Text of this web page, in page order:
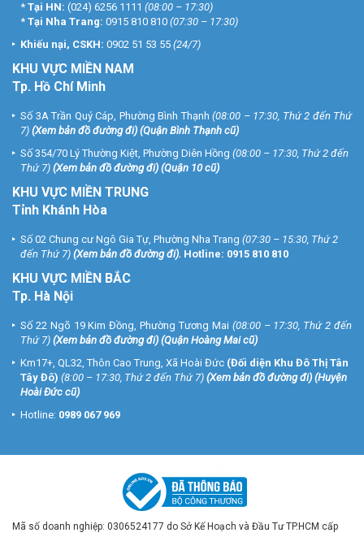
* Tại HN: (024) 6256 1111 (08:00 – 17:30)
* Tại Nha Trang: 0915 810 810 (07:30 – 17:30)
Khiếu nại, CSKH: 0902 51 53 55 (24/7)
KHU VỰC MIỀN NAM
Tp. Hồ Chí Minh
Số 3A Trần Quý Cáp, Phường Bình Thạnh (08:00 – 17:30, Thứ 2 đến Thứ
7) (Xem bản đồ đường đi) (Quận Bình Thạnh cũ)
Số 354/70 Lý Thường Kiệt, Phường Diên Hồng (08:00 – 17:30, Thứ 2 đến
Thứ 7) (Xem bản đồ đường đi) (Quận 10 cũ)
KHU VỰC MIỀN TRUNG
Tỉnh Khánh Hòa
Số 02 Chung cư Ngô Gia Tự, Phường Nha Trang (07:30 – 15:30, Thứ 2
đến Thứ 7) (Xem bản đồ đường đi). Hotline: 0915 810 810
KHU VỰC MIỀN BẮC
Tp. Hà Nội
Số 22 Ngõ 19 Kim Đồng, Phường Tương Mai (08:00 – 17:30, Thứ 2 đến
Thứ 7) (Xem bản đồ đường đi) (Quận Hoàng Mai cũ)
Km17+, QL32, Thôn Cao Trung, Xã Hoài Đức (Đối diện Khu Đô Thị Tân
Tây Đô) (8:00 – 17:30, Thứ 2 đến Thứ 7) (Xem bản đồ đường đi) (Huyện
Hoài Đức cũ)
Hotline: 0989 067 969
Mã số doanh nghiệp: 0306524177 do Sở Kế Hoạch và Đầu Tư TP.HCM cấp